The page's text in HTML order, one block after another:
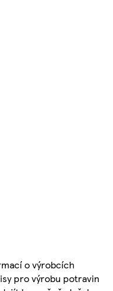
o výrobcích
pro výrobu potravin